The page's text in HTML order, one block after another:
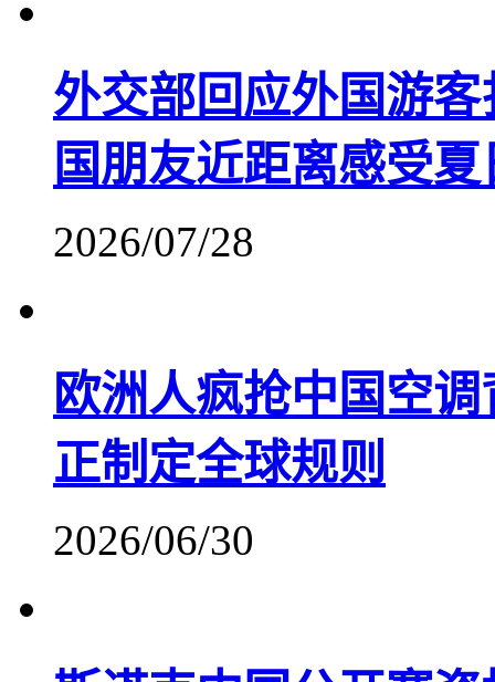
外交部回应外国游
国朋友近距离感受
2026/07/28
欧洲人疯抢中国空
正制定全球规则
2026/06/30